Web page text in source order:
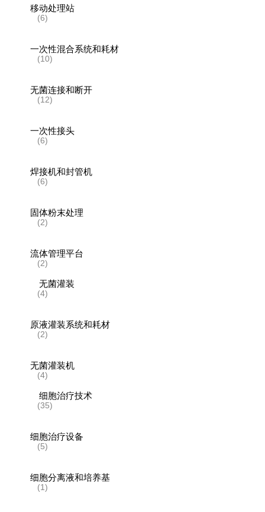
移动处理站
(6)
一次性混合系统和耗材
(10)
无菌连接和断开
(12)
一次性接头
(6)
焊接机和封管机
(6)
固体粉末处理
(2)
流体管理平台
(2)
无菌灌装
(4)
原液灌装系统和耗材
(2)
无菌灌装机
(4)
细胞治疗技术
(35)
细胞治疗设备
(5)
细胞分离液和培养基
(1)